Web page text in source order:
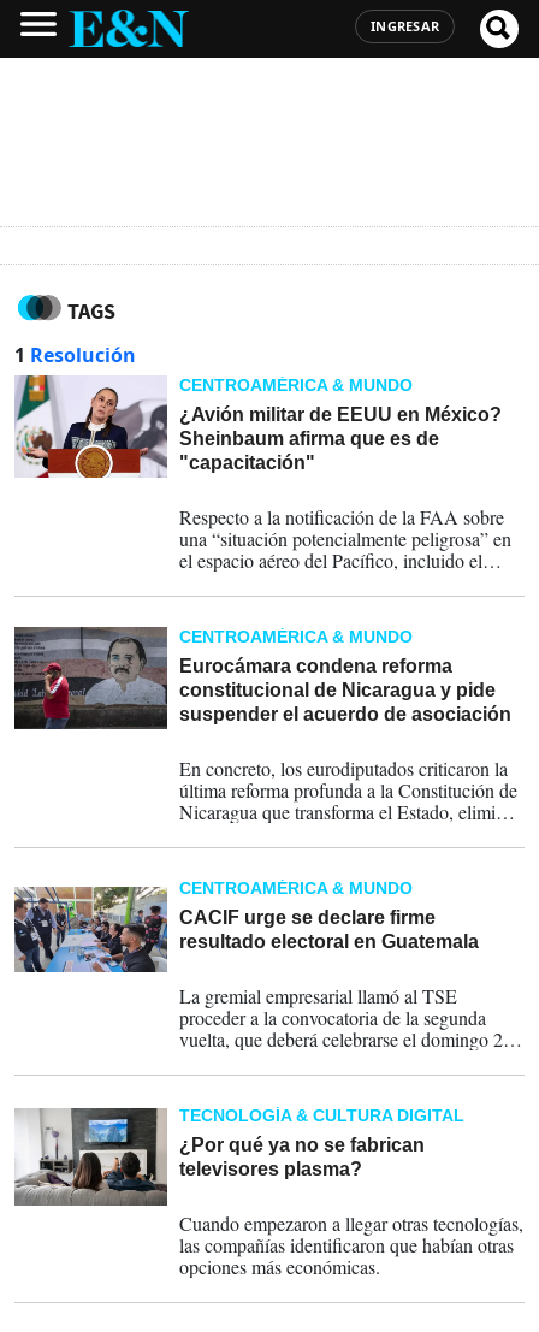
INGRESAR
TAGS
1 Resolución
CENTROAMÉRICA & MUNDO
¿Avión militar de EEUU en México?
Sheinbaum afirma que es de
"capacitación"
Respecto a la notificación de la FAA sobre
una “situación potencialmente peligrosa” en
el espacio aéreo del Pacífico, incluido el
emisión de la alerta fueron alertadas las
Secretarías de Relaciones Exteriores y de la
Defensa Nacional, para determinar que no
había ningún sobrevuelo sobre México.
CENTROAMÉRICA & MUNDO
Eurocámara condena reforma
constitucional de Nicaragua y pide
suspender el acuerdo de asociación
En concreto, los eurodiputados criticaron la
última reforma profunda a la Constitución de
Nicaragua que transforma el Estado, elimina
total a la pareja gobernante.
CENTROAMÉRICA & MUNDO
CACIF urge se declare firme
resultado electoral en Guatemala
La gremial empresarial llamó al TSE
proceder a la convocatoria de la segunda
vuelta, que deberá celebrarse el domingo 20
TECNOLOGÍA & CULTURA DIGITAL
¿Por qué ya no se fabrican
televisores plasma?
Cuando empezaron a llegar otras tecnologías,
las compañías identificaron que habían otras
opciones más económicas.